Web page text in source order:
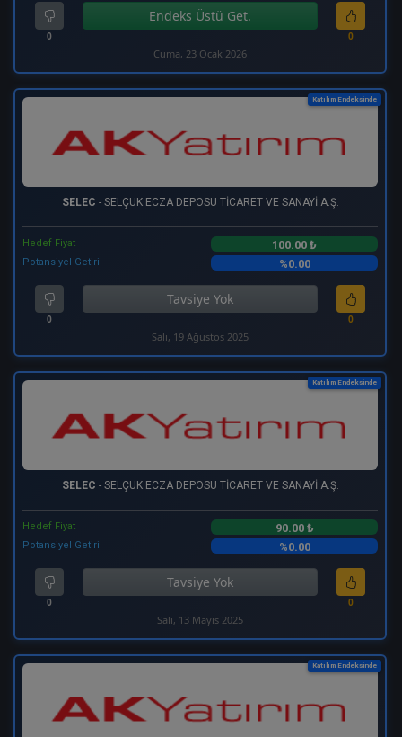
0
Endeks Üstü Get.
0
Cuma, 23 Ocak 2026
Katılım Endeksinde
SELEC - SELÇUK ECZA DEPOSU TİCARET VE SANAYİ A.Ş.
Hedef Fiyat 100.00 ₺
Potansiyel Getiri %0.00
0
Tavsiye Yok
0
Salı, 19 Ağustos 2025
Katılım Endeksinde
SELEC - SELÇUK ECZA DEPOSU TİCARET VE SANAYİ A.Ş.
Hedef Fiyat 90.00 ₺
Potansiyel Getiri %0.00
0
Tavsiye Yok
0
Salı, 13 Mayıs 2025
Katılım Endeksinde